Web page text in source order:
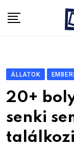
ÁLLATOK
20+
senki